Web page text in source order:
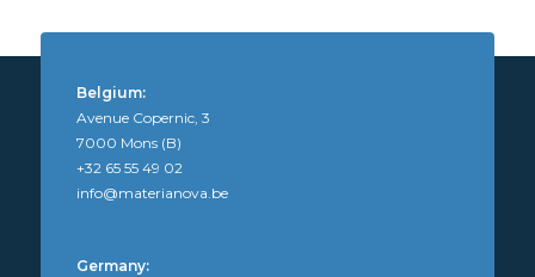
Belgium:
Avenue Copernic, 3
7000 Mons (B)
+32 65 55 49 02
info@materianova.be
Germany: